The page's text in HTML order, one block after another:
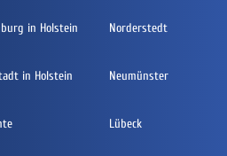
in Holstein Norderstedt
in Holstein Neumünster
Lübeck